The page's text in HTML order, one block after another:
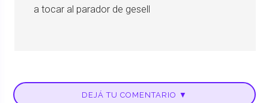
a tocar al parador de gesell
DEJÁ TU COMENTARIO ▼